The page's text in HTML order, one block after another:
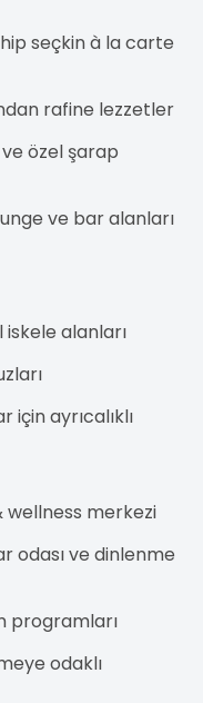
seçkin à la carte
rafine lezzetler
özel şarap
ve bar alanları
alanları
için ayrıcalıklı
wellness merkezi
odası ve dinlenme
programları
odaklı